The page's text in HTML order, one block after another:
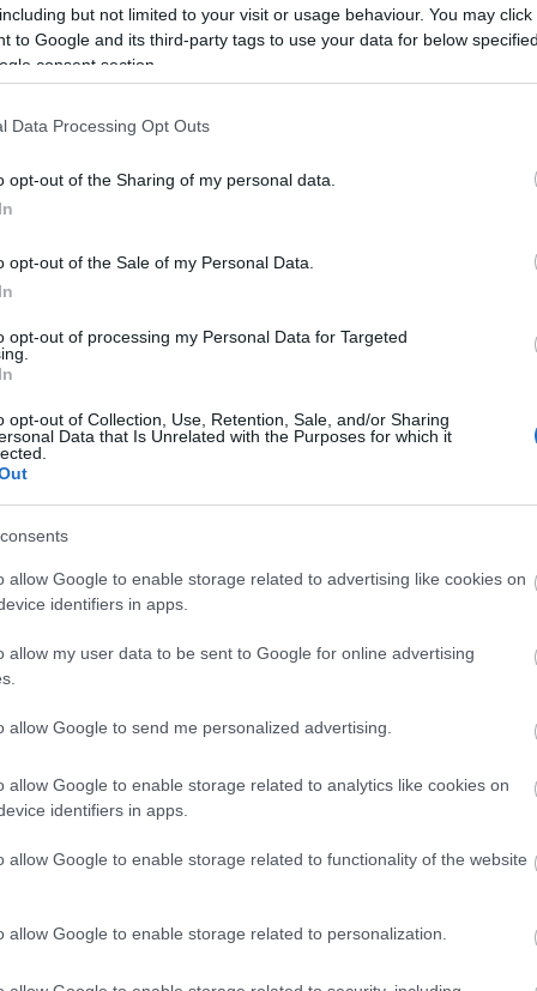
but not limited to your visit or usage behaviour. You may
to Google and its third-party tags to use your data for below
consent section.
Data Processing Opt Outs
opt-out of the Sharing of my personal data.
opt-out of the Sale of my Personal Data.
opt-out of processing my Personal Data for Targeted
opt-out of Collection, Use, Retention, Sale, and/or Sharing
Data that Is Unrelated with the Purposes for which it
allow Google to enable storage related to advertising like cookies on
identifiers in apps.
allow my user data to be sent to Google for online advertising
allow Google to send me personalized advertising.
allow Google to enable storage related to analytics like cookies on
identifiers in apps.
allow Google to enable storage related to functionality of the website
allow Google to enable storage related to personalization.
inkább kérjenek a teljesítés
érdemlő megerősítést.
kockázati pontot elérő tranzakcióknál az utóbbi
lehetőség mérlegelésre. Emellett a jegybank
majd, hogy a bankok milyen mértékben
rendszer jelzését és mennyire voltak
Az azonnali átutalás változatlanul öt
vagyis azonnali marad – derült ki a jegybank
intelligencia beiktatására
nagy szükség van, hiszen a
mennyisége és
utóbbi tíz évben jelentősen
Bank adatai szerint a lakossági számlákat
tavaly már 206 855 sikeres pénzlopást jelentett).
pedig mindösszesen elérték a 10,8